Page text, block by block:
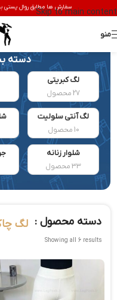
Skip to main content
سفارش ها مطابق روال پستی بین 2 تا 6 روز کاری به دست شما
منو
دسته
لگ کبریتی
27 محصول
لگ آنتی سلولیت
10 محصول
شلوار زنانه
33 محصول
دسته محصول : لگ
Showing all 6 results